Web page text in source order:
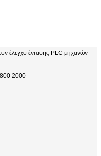
έλεγχο έντασης PLC μηχανών
2000